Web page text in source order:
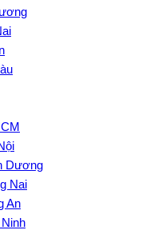
Dương
Nai
An